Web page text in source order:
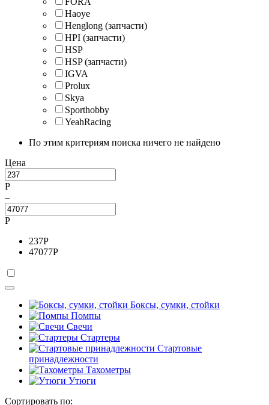
Haoye
Henglong (запчасти)
HPI (запчасти)
HSP
HSP (запчасти)
IGVA
Prolux
Skya
Sporthobby
YeahRacing
По этим критериям поиска ничего не найдено
Цена
Р
–
Р
237Р
47077Р
Боксы, сумки, стойки
Помпы
Свечи
Стартеры
Стартовые
принадлежности
Тахометры
Утюги
Сортировать по: